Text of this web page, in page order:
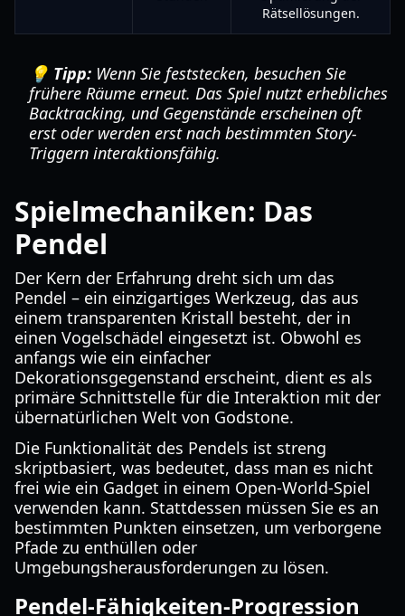
Rätsellösungen.
💡 Tipp: Wenn Sie feststecken, besuchen Sie
frühere Räume erneut. Das Spiel nutzt erhebliches
Backtracking, und Gegenstände erscheinen oft
erst oder werden erst nach bestimmten Story-
Triggern interaktionsfähig.
Spielmechaniken: Das
Pendel
Der Kern der Erfahrung dreht sich um das
Pendel – ein einzigartiges Werkzeug, das aus
einem transparenten Kristall besteht, der in
einen Vogelschädel eingesetzt ist. Obwohl es
anfangs wie ein einfacher
Dekorationsgegenstand erscheint, dient es als
primäre Schnittstelle für die Interaktion mit der
übernatürlichen Welt von Godstone.
Die Funktionalität des Pendels ist streng
skriptbasiert, was bedeutet, dass man es nicht
frei wie ein Gadget in einem Open-World-Spiel
verwenden kann. Stattdessen müssen Sie es an
bestimmten Punkten einsetzen, um verborgene
Pfade zu enthüllen oder
Umgebungsherausforderungen zu lösen.
Pendel-Fähigkeiten-Progression